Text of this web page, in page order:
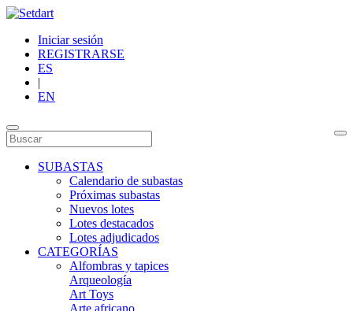
Iniciar sesión
REGISTRARSE
ES
|
EN
SUBASTAS
Calendario de subastas
Próximas subastas
Nuevos lotes
Lotes destacados
Lotes adjudicados
CATEGORÍAS
Alfombras y tapices
Arqueología
Art Toys
Arte africano